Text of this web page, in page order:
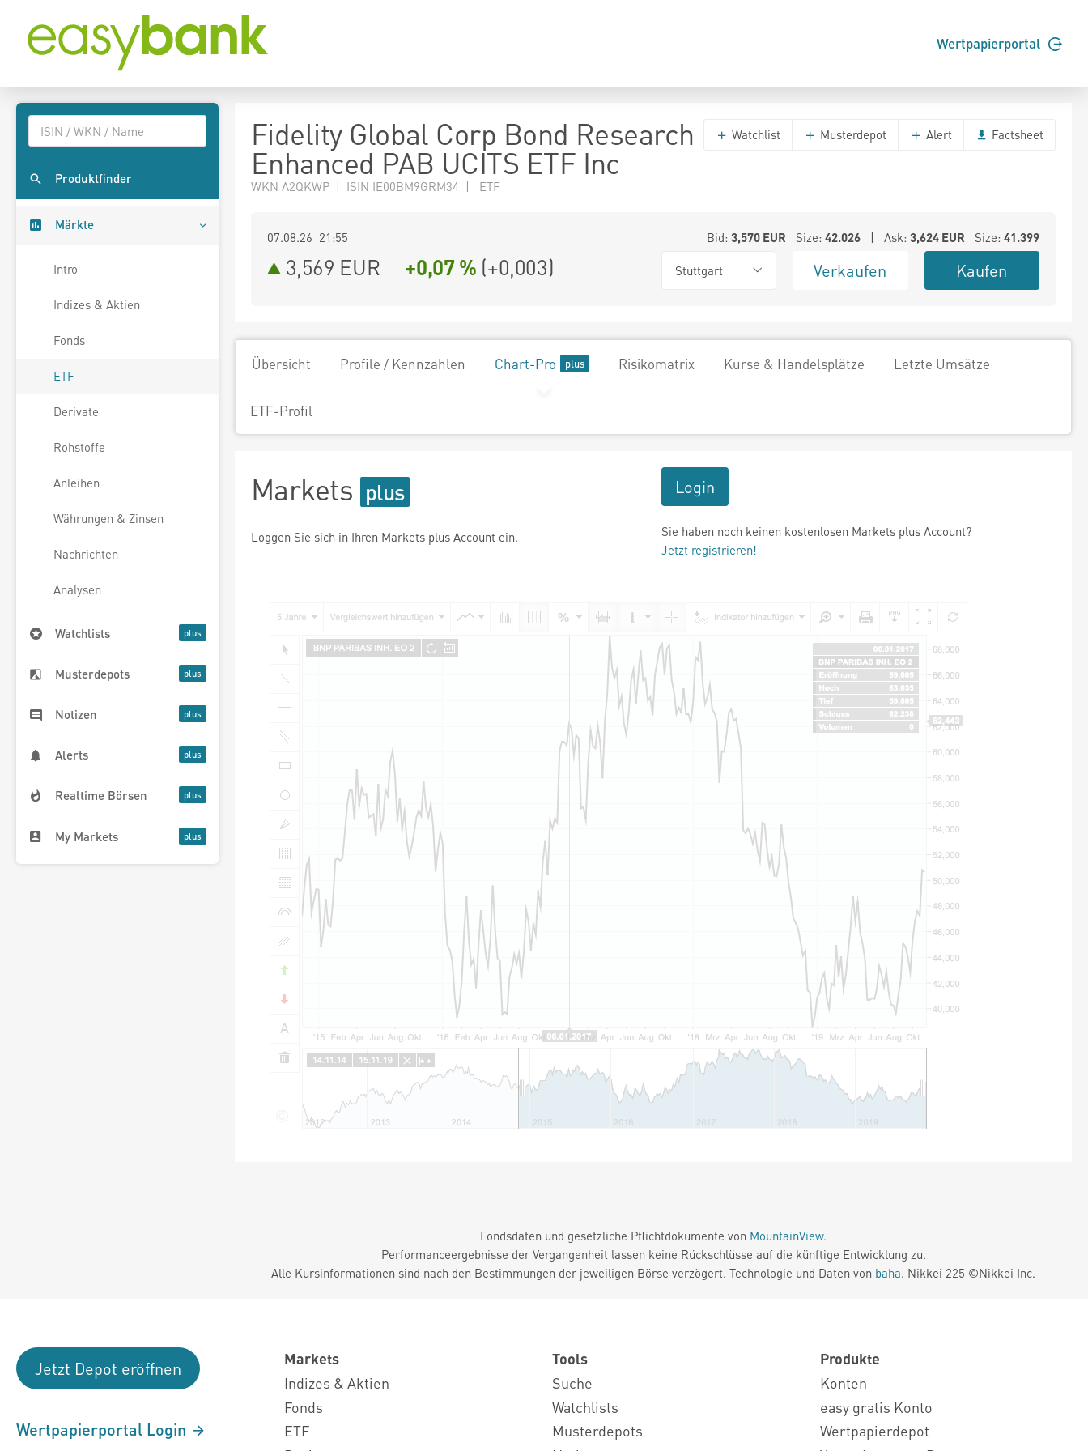
Wertpapierportal
Produktfinder
Märkte
Intro
Indizes & Aktien
Fonds
ETF
Derivate
Rohstoffe
Anleihen
Währungen & Zinsen
Nachrichten
Analysen
Watchlists
Musterdepots
Notizen
Alerts
Realtime Börsen
My Markets
Fidelity Global Corp Bond Research
Enhanced PAB UCITS ETF Inc
WKN A2QKWP | ISIN IE00BM9GRM34 | ETF
Watchlist Musterdepot Alert Factsheet
07.08.26 21:55 Bid: 3,570EUR Size: 42.026| Ask: 3,624EUR Size: 41.399
3,569 EUR +0,07 % (+0,003) Stuttgart Verkaufen Kaufen
Übersicht Profile / Kennzahlen Chart-Pro Risikomatrix Kurse & Handelsplätze Letzte Umsätze
ETF-Profil
Markets
Loggen Sie sich in Ihren Markets plus Account ein.
Login
Sie haben noch keinen kostenlosen Markets plus Account?
Jetzt registrieren!
Fondsdaten und gesetzliche Pflichtdokumente von MountainView.
Performanceergebnisse der Vergangenheit lassen keine Rückschlüsse auf die künftige Entwicklung zu.
Alle Kursinformationen sind nach den Bestimmungen der jeweiligen Börse verzögert. Technologie und Daten von baha. Nikkei 225 ©Nikkei Inc.
Jetzt Depot eröffnen
Wertpapierportal Login
Markets
Indizes & Aktien
Fonds
ETF
Tools
Suche
Watchlists
Musterdepots
Produkte
Konten
easy gratis Konto
Wertpapierdepot